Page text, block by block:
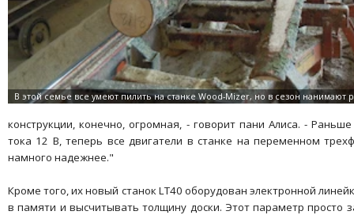
конструкции, конечно, огромная, - говорит пани Алиса. -
тока 12 В, теперь все двигатели в станке на переменном
намного надежнее."
Кроме того, их новый станок LT40 оборудован электронной
в памяти и высчитывать толщину доски. Этот параметр просто